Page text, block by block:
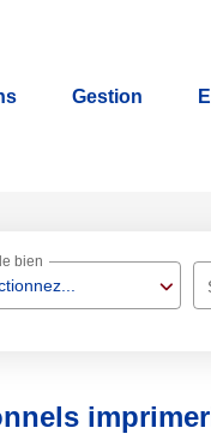
Gestion
bien